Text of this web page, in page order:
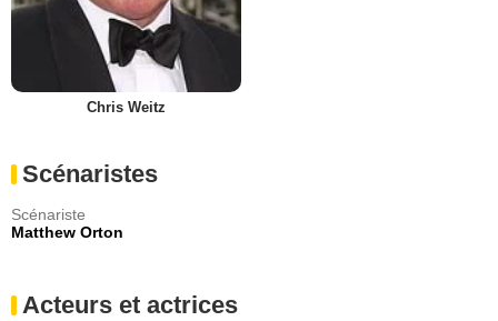
Chris Weitz
Scénaristes
Scénariste
Matthew Orton
Acteurs et actrices